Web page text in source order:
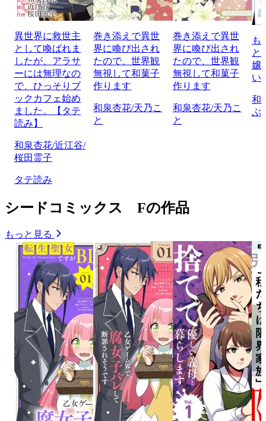
異世界に救世主
として喚ばれま
したが、アラサ
ーには無理なの
で、ひっそりブ
ックカフェ始め
ました。【タテ
読み】
和泉杏花/近江谷/
桜田霊子
タテ読み
巻き添えで異世
界に喚び出され
たので、世界観
無視して和菓子
作ります
和泉杏花/天乃こ
と
巻き添えで異世
界に喚び出され
たので、世界観
無視して和菓子
作ります
和泉杏花/天乃こ
と
も
と
嬢
い
和
ぶ
シードコミックス Fの作品
もっと見る